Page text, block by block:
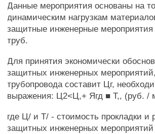
Данные мероприятия основаны на
динамическим нагрузкам
защитные инженерные
труб.
Для принятия экономически
защитных инженерных
трубопровода составит Цг,
выражения: Ц2<Ц,+ Ягд ■ Т,, (руб. /
где Ц/ и Т/ - стоимость прокладки и
защитных инженерных мероприятий